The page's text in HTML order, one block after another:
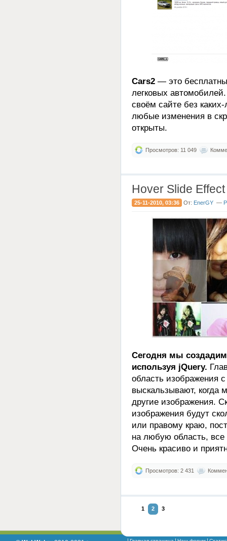
Cars2 — это
легковых
своём сайте без
любые изменения в
открыты.
Просмотров: 11 049
Hover Slide
25-11-2010, 03:36 От: EnerGY —
Сегодня мы
используя jQuery.
область изображения
выскальзывают,
другие изображения.
изображения будут
или правому краю,
на любую область, все
Очень красиво и
Просмотров: 2 431
1 2 3